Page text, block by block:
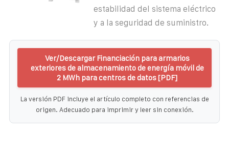
estabilidad del sistema eléctrico
y a la seguridad de suministro.
Ver/Descargar Financiación para armarios
exteriores de almacenamiento de energía móvil de
2 MWh para centros de datos [PDF]
La versión PDF incluye el artículo completo con referencias de
origen. Adecuado para imprimir y leer sin conexión.